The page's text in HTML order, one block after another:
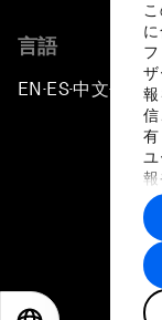
有
報
ト
す
言語
EN ▪ES▪中文▪ 日本
プラ